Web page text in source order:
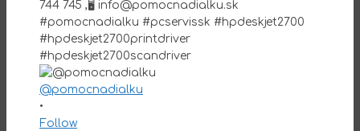
@pomocnadialku
•
Follow